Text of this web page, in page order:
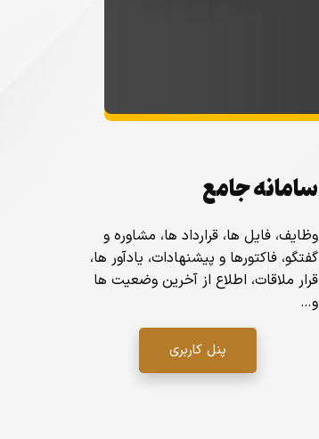
سامانه جامع
وظایف، فایل ها، قرارداد ها، مشاوره و
گفتگو، فاکتورها و پیشنهادات، یادآور ها،
قرار ملاقات، اطلاع از آخرین وضعیت ها
و…
پنل کاربری